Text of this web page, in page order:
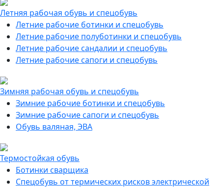
Летняя рабочая обувь и спецобувь
Летние рабочие ботинки и спецобувь
Летние рабочие полуботинки и спецобувь
Летние рабочие сандалии и спецобувь
Летние рабочие сапоги и спецобувь
Зимняя рабочая обувь и спецобувь
Зимние рабочие ботинки и спецобувь
Зимние рабочие сапоги и спецобувь
Обувь валяная, ЭВА
Термостойкая обувь
Ботинки сварщика
Спецобувь от термических рисков электрической